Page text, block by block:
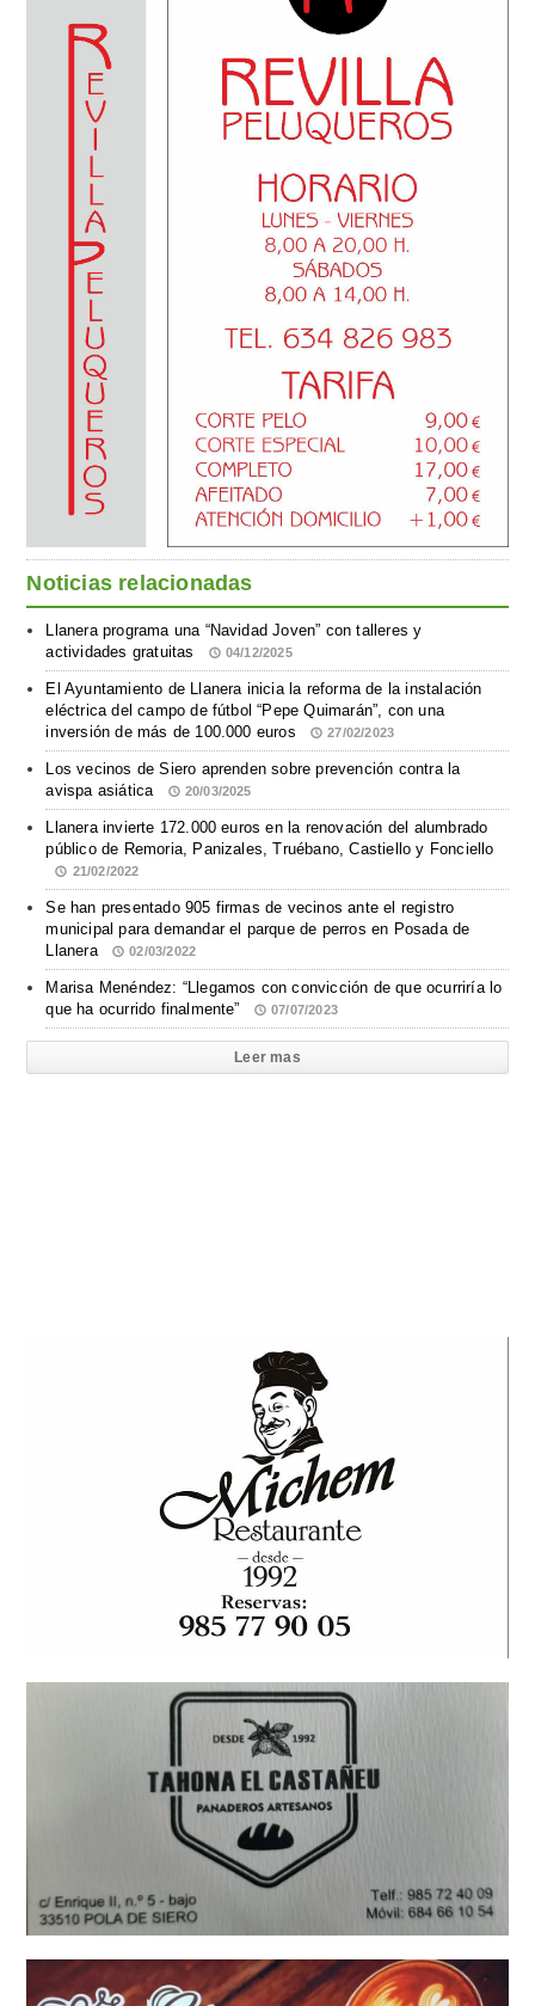
Noticias relacionadas
Llanera programa una “Navidad Joven” con talleres y
actividades gratuitas
04/12/2025
El Ayuntamiento de Llanera inicia la reforma de la instalación
eléctrica del campo de fútbol “Pepe Quimarán”, con una
inversión de más de 100.000 euros
27/02/2023
Los vecinos de Siero aprenden sobre prevención contra la
avispa asiática
20/03/2025
Llanera invierte 172.000 euros en la renovación del alumbrado
público de Remoria, Panizales, Truébano, Castiello y Fonciello
21/02/2022
Se han presentado 905 firmas de vecinos ante el registro
municipal para demandar el parque de perros en Posada de
Llanera
02/03/2022
Marisa Menéndez: “Llegamos con convicción de que ocurriría lo
que ha ocurrido finalmente”
07/07/2023
Leer mas